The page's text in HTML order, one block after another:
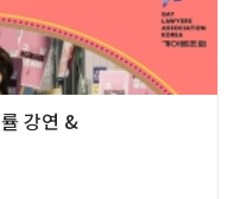
강연 &